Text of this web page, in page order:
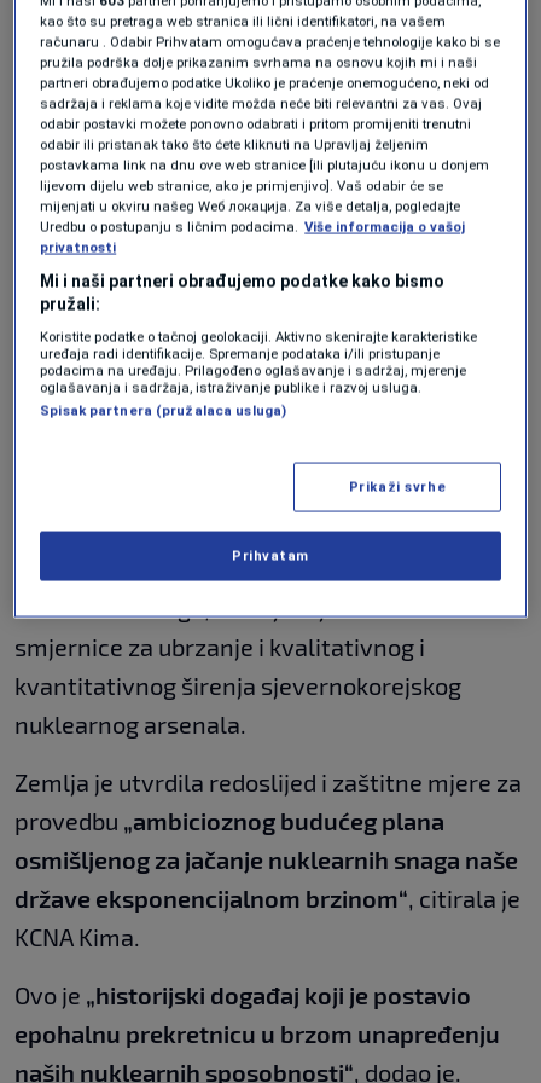
Fotografije koje su objavili državni mediji
prikazuju Kima kako hoda između redova
opreme cilindričnog oblika unutar objekta, što
bi, prema riječima pojedinih analitičara, moglo
ukazivati na to da se lokacija nalazi u glavnom
nuklearnom kompleksu zemlje u Yongbyonu.
Kim je rekao da je proširenje bilo nužno s
obzirom na ono što je nazvao pogoršanjem
sigurnosnih prijetnji i dugoročnim sukobom s
„najžešćim neprijateljima“, te je potvrdio
KCNA je izvijestila da je istog dana održan
ključni konsultativni sastanak o jačanju
nuklearnih snaga, na kojem je Kim iznio
smjernice za ubrzanje i kvalitativnog i
kvantitativnog širenja sjevernokorejskog
nuklearnog arsenala.
Zemlja je utvrdila redoslijed i zaštitne mjere za
provedbu „ambicioznog budućeg plana
osmišljenog za jačanje nuklearnih snaga naše
države eksponencijalnom brzinom“, citirala je
KCNA Kima.
Ovo je „historijski događaj koji je postavio
epohalnu prekretnicu u brzom unapređenju
naših nuklearnih sposobnosti“, dodao je.
kao što su pretraga web stranica ili lični identifikatori, na vašem
računaru . Odabir Prihvatam omogućava praćenje tehnologije kako bi se
pružila podrška dolje prikazanim svrhama na osnovu kojih mi i naši
partneri obrađujemo podatke Ukoliko je praćenje onemogućeno, neki od
sadržaja i reklama koje vidite možda neće biti relevantni za vas. Ovaj
odabir postavki možete ponovno odabrati i pritom promijeniti trenutni
odabir ili pristanak tako što ćete kliknuti na Upravljaj željenim
postavkama link na dnu ove web stranice [ili plutajuću ikonu u donjem
lijevom dijelu web stranice, ako je primjenjivo]. Vaš odabir će se
mijenjati u okviru našeg Wеб локација. Za više detalja, pogledajte
Uredbu o postupanju s ličnim podacima. Više informacija o vašoj
privatnosti
Mi i naši partneri obrađujemo podatke kako bismo
pružali:
Koristite podatke o tačnoj geolokaciji. Aktivno skenirajte karakteristike
uređaja radi identifikacije. Spremanje podataka i/ili pristupanje
podacima na uređaju. Prilagođeno oglašavanje i sadržaj, mjerenje
oglašavanja i sadržaja, istraživanje publike i razvoj usluga.
Spisak partnera (pružalaca usluga)
Prikaži svrhe
Prihvatam